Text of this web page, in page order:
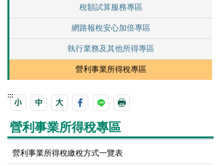
稅額試算服務專區
網路報稅安心加倍專區
執行業務及其他所得專區
營利事業所得稅專區
:::
營利事業所得稅專區
營利事業所得稅繳稅方式一覽表